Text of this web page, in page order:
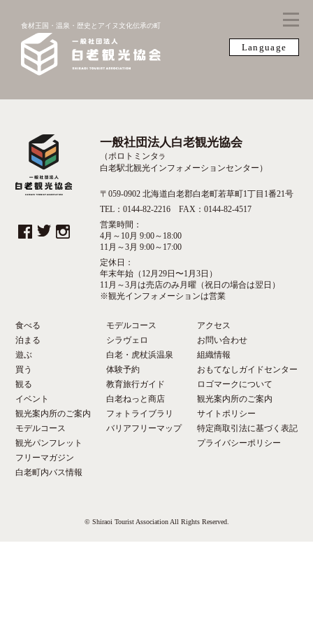
Language
食材王国・温泉・歴史とアイヌ文化伝承の町
一般社団法人白老観光協会
（ポロトミンタ ラ
白老駅北観光インフォメーションセンター）
〒059-0902 北海道白老郡白老町若草町1丁目1番21号
TEL：0144-82-2216 FAX：0144-82-4517
営業時間：
4月～10月 9:00～18:00
11月～3月 9:00～17:00
定休日：
年末年始（12月29日〜1月3日）
11月～3月は売店のみ月曜（祝日の場合は翌日）
※観光インフォメーションは営業
食べる
泊まる
遊ぶ
買う
観る
イベント
観光案内所のご案内
モデルコース
観光パンフレット
フリーマガジン
白老町内バス情報
モデルコース
シラヴェロ
白老・虎杖浜温泉
体験予約
教育旅行ガイド
白老ねっと商店
フォトライブラリ
バリアフリーマップ
アクセス
お問い合わせ
組織情報
おもてなしガイドセンター
ロゴマークについて
観光案内所のご案内
サイトポリシー
特定商取引法に基づく表記
プライバシーポリシー
© Shiraoi Tourist Association All Rights Reserved.